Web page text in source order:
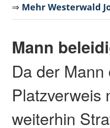
⇒ Mehr Westerwald
Mann
Da der
Platzverweis
weiterhin